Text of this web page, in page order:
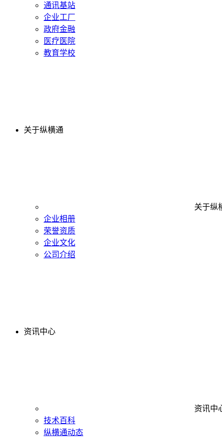
通讯基站
企业工厂
政府金融
医疗医院
教育学校
关于纵横通
关于纵
企业相册
荣誉资质
企业文化
公司介绍
资讯中心
资讯中
技术百科
纵横通动态